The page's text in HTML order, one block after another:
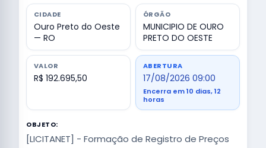
CIDADE
Ouro Preto do Oeste
— RO
ÓRGÃO
MUNICIPIO DE OURO
PRETO DO OESTE
VALOR
R$ 192.695,50
ABERTURA
17/08/2026 09:00
Encerra em 10 dias, 12
horas
OBJETO:
[LICITANET] - Formação de Registro de Preços